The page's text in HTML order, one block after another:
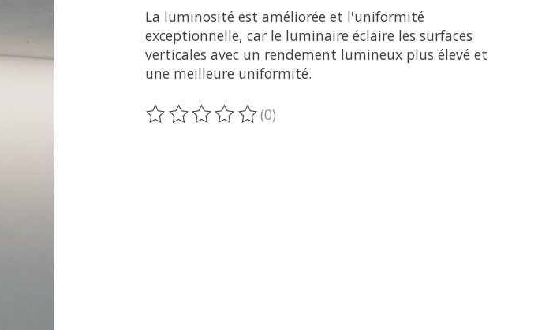
La luminosité est améliorée et l'uniformité
exceptionnelle, car le luminaire éclaire les surfaces
verticales avec un rendement lumineux plus élevé et
une meilleure uniformité.
Ce produit est évalué à
(0)